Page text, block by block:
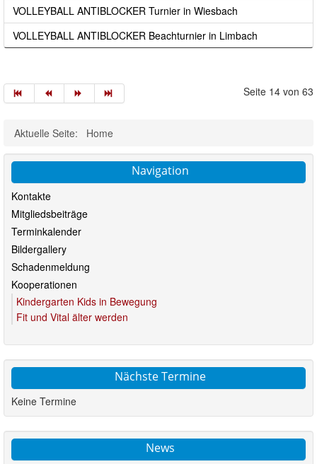
VOLLEYBALL ANTIBLOCKER Turnier in Wiesbach
VOLLEYBALL ANTIBLOCKER Beachturnier in Limbach
Seite 14 von 63
Aktuelle Seite: Home
Navigation
Kontakte
Mitgliedsbeiträge
Terminkalender
Bildergallery
Schadenmeldung
Kooperationen
Kindergarten Kids in Bewegung
Fit und Vital älter werden
Nächste Termine
Keine Termine
News